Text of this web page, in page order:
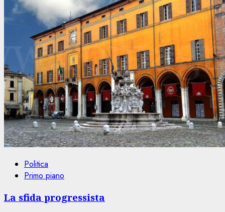
Politica
Primo piano
La sfida progressista